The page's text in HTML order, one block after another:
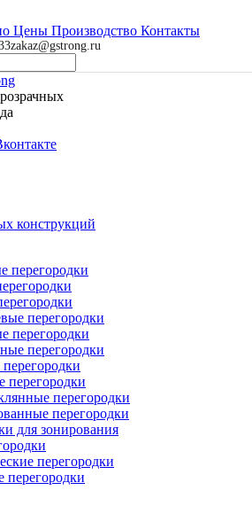
Цены Производство Контакты
zakaz@gstrong.ru
конструкций
перегородки
перегородки
перегородки
перегородки
перегородки
перегородки
для зонирования
перегородки